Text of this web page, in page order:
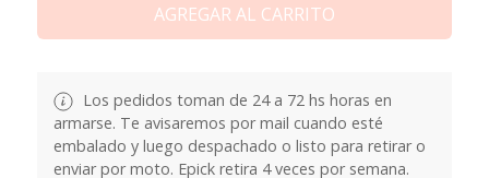
AGREGAR AL CARRITO
Los pedidos toman de 24 a 72 hs horas en
armarse. Te avisaremos por mail cuando esté
embalado y luego despachado o listo para retirar o
enviar por moto. Epick retira 4 veces por semana.